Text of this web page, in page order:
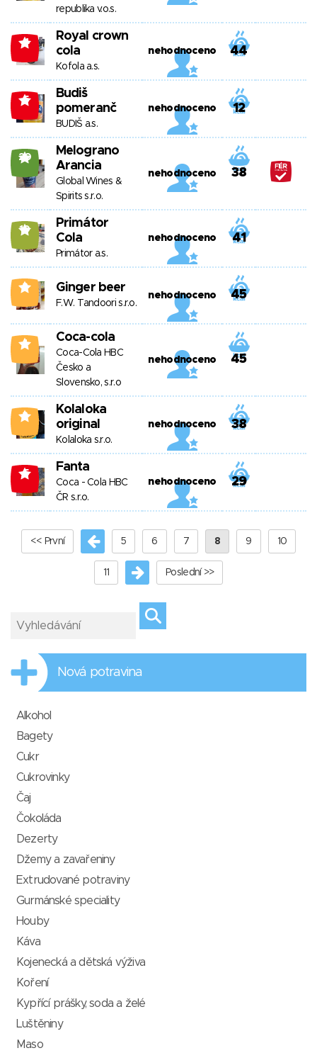
republika v.o.s.
-4
Royal crown
cola
Kofola a.s.
nehodnoceno 44
-5
Budiš
pomeranč
BUDIŠ a.s.
nehodnoceno 12
20
Melograno
Arancia
Global Wines &
Spirits s.r.o.
nehodnoceno 38
10
Primátor
Cola
Primátor a.s.
nehodnoceno 41
2 Ginger beer
F.W. Tandoori s.r.o.
nehodnoceno 45
4 Coca-cola
Coca-Cola HBC
Česko a
Slovensko, s.r.o
nehodnoceno 45
2
Kolaloka
original
Kolaloka s.r.o.
nehodnoceno 38
-5 Fanta
Coca - Cola HBC
ČR s.r.o.
nehodnoceno 29
<< První 5 6 7 8 9 10
11 Poslední >>
Nová potravina
Alkohol
Bagety
Cukr
Cukrovinky
Čaj
Čokoláda
Dezerty
Džemy a zavařeniny
Extrudované potraviny
Gurmánské speciality
Houby
Káva
Kojenecká a dětská výživa
Koření
Kypřící prášky, soda a želé
Luštěniny
Maso